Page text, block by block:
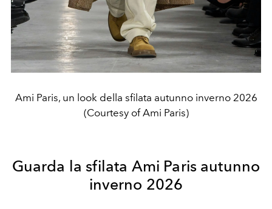
Ami Paris, un look della sfilata autunno inverno 2026
(Courtesy of Ami Paris)
Guarda la sfilata Ami Paris autunno
inverno 2026